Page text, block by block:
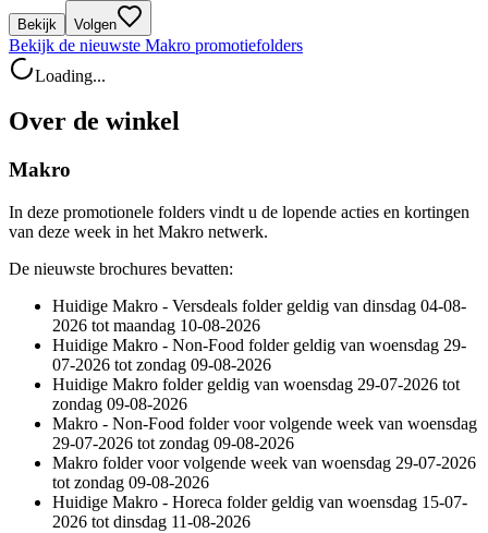
Bekijk Volgen
Bekijk de nieuwste Makro promotiefolders
Loading...
Over de winkel
Makro
In deze promotionele folders vindt u de lopende acties en kortingen
van deze week in het Makro netwerk.
De nieuwste brochures bevatten:
Huidige Makro - Versdeals folder geldig van dinsdag 04-08-
2026 tot maandag 10-08-2026
Huidige Makro - Non-Food folder geldig van woensdag 29-
07-2026 tot zondag 09-08-2026
Huidige Makro folder geldig van woensdag 29-07-2026 tot
zondag 09-08-2026
Makro - Non-Food folder voor volgende week van woensdag
29-07-2026 tot zondag 09-08-2026
Makro folder voor volgende week van woensdag 29-07-2026
tot zondag 09-08-2026
Huidige Makro - Horeca folder geldig van woensdag 15-07-
2026 tot dinsdag 11-08-2026